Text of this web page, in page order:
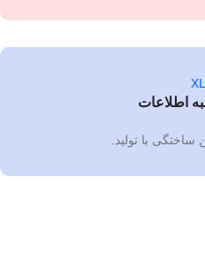
XL
اطلاعات
ساختگی با تولید.